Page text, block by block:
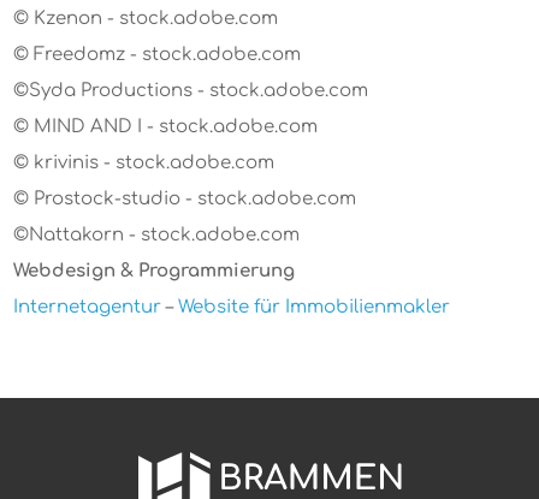
© Kzenon - stock.adobe.com
© Freedomz - stock.adobe.com
©Syda Productions - stock.adobe.com
© MIND AND I - stock.adobe.com
© krivinis - stock.adobe.com
© Prostock-studio - stock.adobe.com
©Nattakorn - stock.adobe.com
Webdesign & Programmierung
Internetagentur–Website für Immobilienmakler